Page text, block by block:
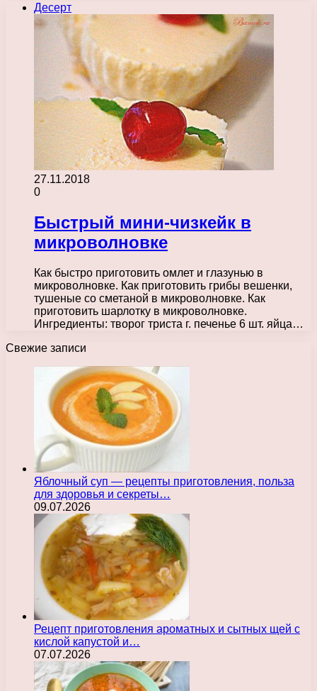
Десерт
27.11.2018
0
Быстрый мини-чизкейк в
микроволновке
Как быстро приготовить омлет и глазунью в
микроволновке. Как приготовить грибы вешенки,
тушеные со сметаной в микроволновке. Как
приготовить шарлотку в микроволновке.
Ингредиенты: творог триста г. печенье 6 шт. яйца…
Свежие записи
Яблочный суп — рецепты приготовления, польза
для здоровья и секреты…
09.07.2026
Рецепт приготовления ароматных и сытных щей с
кислой капустой и…
07.07.2026